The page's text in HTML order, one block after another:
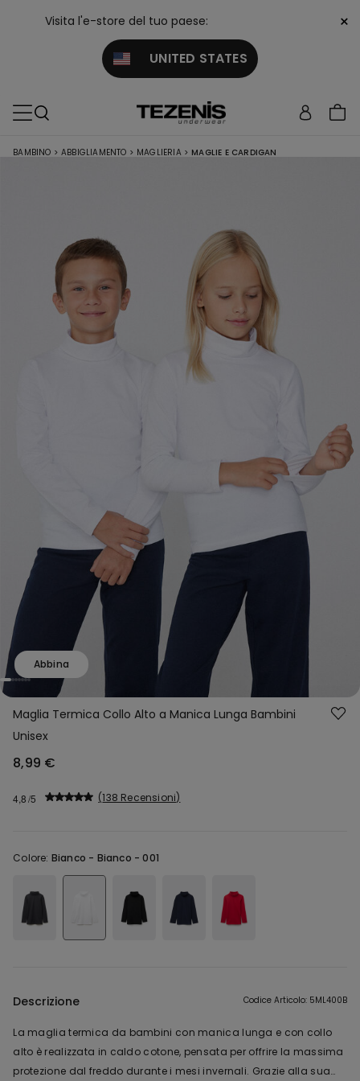
Visita l'e-store del tuo paese:
UNITED STATES
×
BAMBINO > ABBIGLIAMENTO > MAGLIERIA > MAGLIE E CARDIGAN
Abbina
Maglia Termica Collo Alto a Manica Lunga Bambini
Unisex
8,99 €
4,8 138 Recensioni
Colore: Bianco - Bianco - 001
Descrizione Codice Articolo: 5ML400B
La maglia termica da bambini con manica lunga e con collo
alto è realizzata in caldo cotone, pensata per offrire la massima
protezione dal freddo durante i mesi invernali. Grazie alla sua